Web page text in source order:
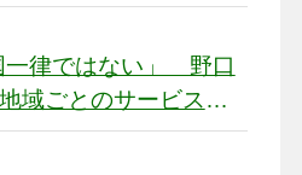
一律ではない」 野口
域ごとのサービス基